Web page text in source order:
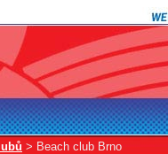
> Beach club Brno